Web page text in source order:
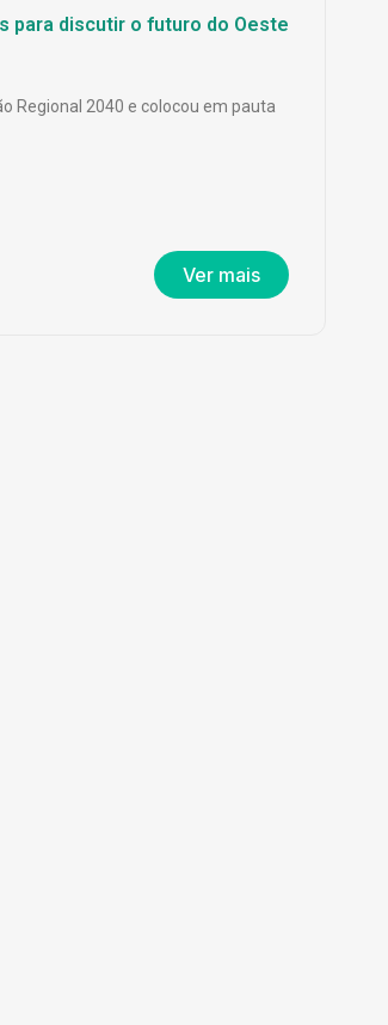
para discutir o futuro do Oeste
Regional 2040 e colocou em pauta
Ver mais